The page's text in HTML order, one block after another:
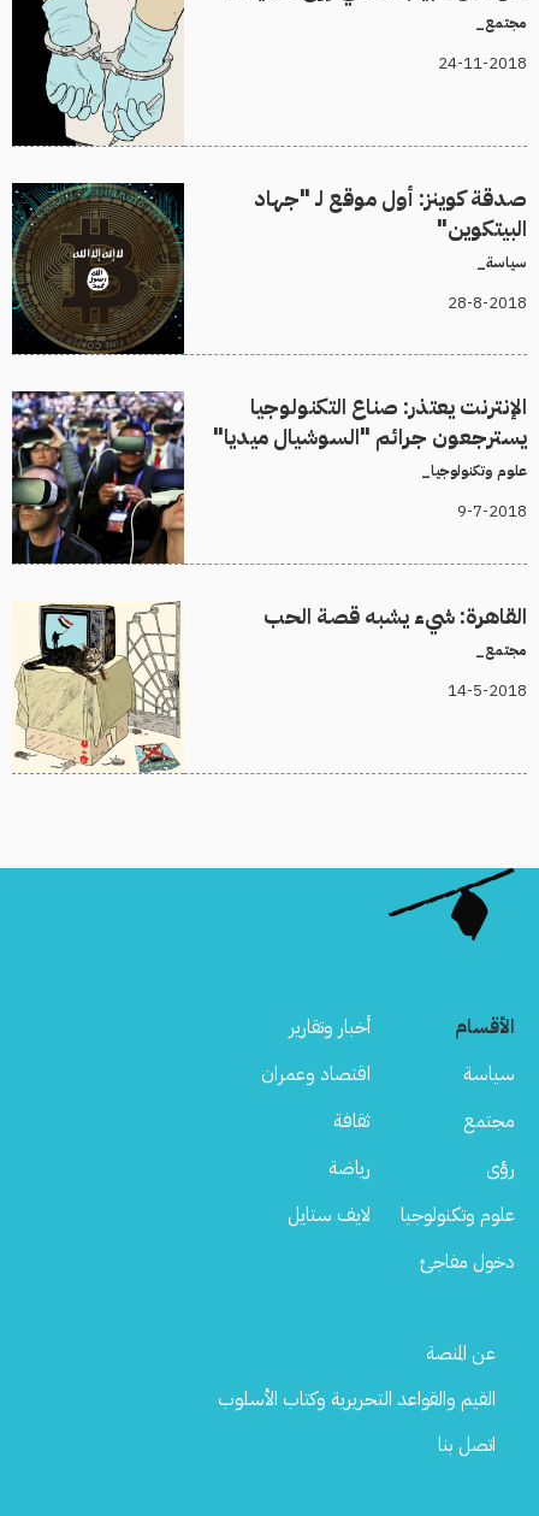
مجتمع_
24-11-2018
صدقة كوينز: أول موقع لـ "جهاد
البيتكوين"
سياسة_
28-8-2018
الإنترنت يعتذر: صناع التكنولوجيا
يسترجعون جرائم "السوشيال ميديا"
علوم وتكنولوجيا_
9-7-2018
القاهرة: شيء يشبه قصة الحب
مجتمع_
14-5-2018
الأقسام
أخبار وتقارير
سياسة
اقتصاد وعمران
مجتمع
ثقافة
رؤى
رياضة
علوم وتكنولوجيا
لايف ستايل
دخول مفاجئ
Footer
عن المنصة
القيم والقواعد التحريرية وكتاب الأسلوب
اتصل بنا